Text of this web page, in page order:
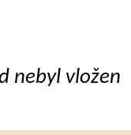
nebyl vložen